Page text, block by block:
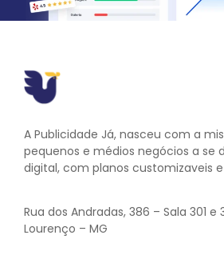
A Publicidade Já, nasceu com a
pequenos e médios negócios a se
digital, com planos customizaveis
Rua dos Andradas, 386 – Sala 301
Lourenço – MG